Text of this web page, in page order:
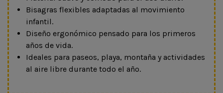
Bisagras flexibles adaptadas al movimiento
infantil.
Diseño ergonómico pensado para los primeros
años de vida.
Ideales para paseos, playa, montaña y actividades
al aire libre durante todo el año.